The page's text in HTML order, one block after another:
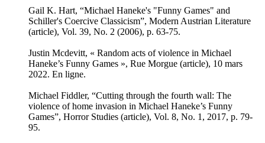
Gail K. Hart, “Michael Haneke's "Funny Games" and
Schiller's Coercive Classicism”, Modern Austrian Literature
(article), Vol. 39, No. 2 (2006), p. 63-75.
Justin Mcdevitt, « Random acts of violence in Michael
Haneke’s Funny Games », Rue Morgue (article), 10 mars
2022. En ligne.
Michael Fiddler, “Cutting through the fourth wall: The
violence of home invasion in Michael Haneke’s Funny
Games”, Horror Studies (article), Vol. 8, No. 1, 2017, p. 79-
95.